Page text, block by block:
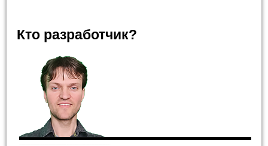
Кто разработчик?